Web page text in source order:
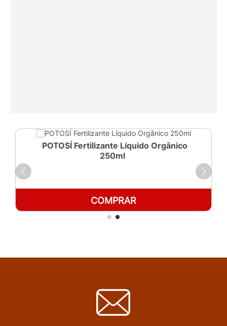
POTOSÍ Fertilizante Líquido Orgânico
250ml
COMPRAR